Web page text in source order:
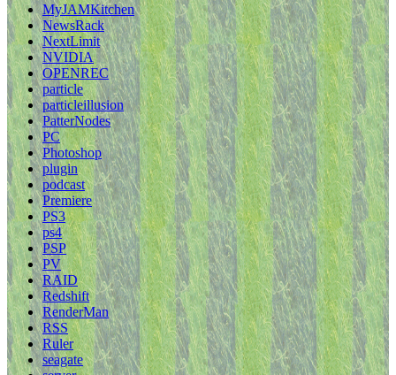
MyJAMKitchen
NewsRack
NextLimit
NVIDIA
OPENREC
particle
particleillusion
PatterNodes
PC
Photoshop
plugin
podcast
Premiere
PS3
ps4
PSP
PV
RAID
Redshift
RenderMan
RSS
Ruler
seagate